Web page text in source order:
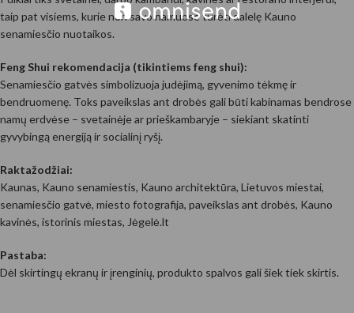
taip pat visiems, kurie nori savo namuose turėti dalelę Kauno
senamiesčio nuotaikos.
Feng Shui rekomendacija (tikintiems feng shui):
Senamiesčio gatvės simbolizuoja judėjimą, gyvenimo tėkmę ir
bendruomenę. Toks paveikslas ant drobės gali būti kabinamas bendrose
namų erdvėse – svetainėje ar prieškambaryje – siekiant skatinti
gyvybingą energiją ir socialinį ryšį.
Raktažodžiai:
Kaunas, Kauno senamiestis, Kauno architektūra, Lietuvos miestai,
senamiesčio gatvė, miesto fotografija, paveikslas ant drobės, Kauno
kavinės, istorinis miestas, Jėgelė.lt
Pastaba:
Dėl skirtingų ekranų ir įrenginių, produkto spalvos gali šiek tiek skirtis.